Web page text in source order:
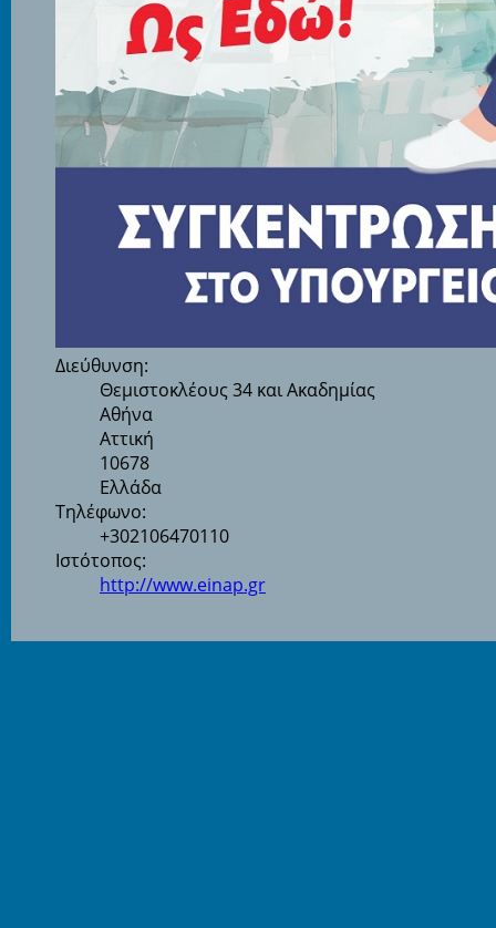
Διεύθυνση:
Θεμιστοκλέους 34 και Ακαδημίας
Αθήνα
Αττική
10678
Ελλάδα
Τηλέφωνο:
+302106470110
Ιστότοπος:
http://www.einap.gr